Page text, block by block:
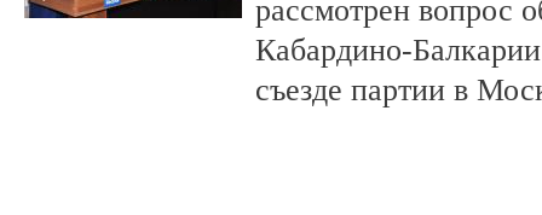
рассмотрен вопрос
Кабардино-
съезде партии в